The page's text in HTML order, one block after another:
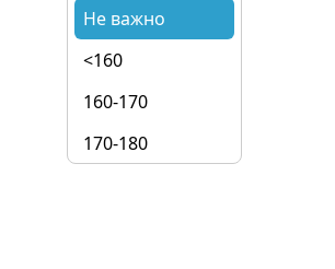
Не важно
<160
160-170
170-180